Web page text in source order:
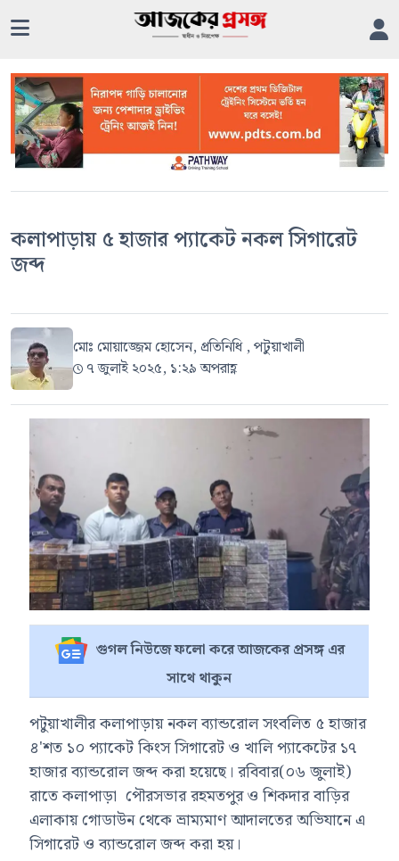
কলাপাড়ায় ৫ হাজার প্যাকেট নকল সিগারেট
জব্দ
মোঃ মোয়াজ্জেম হোসেন, প্রতিনিধি , পটুয়াখালী
৭ জুলাই ২০২৫, ১:২৯ অপরাহ্ণ
গুগল নিউজে ফলো করে আজকের প্রসঙ্গ এর
সাথে থাকুন
পটুয়াখালীর কলাপাড়ায় নকল ব্যান্ডরোল সংবলিত ৫ হাজার
৪'শত ১০ প্যাকেট কিংস সিগারেট ও খালি প্যাকেটের ১৭
হাজার ব্যান্ডরোল জব্দ করা হয়েছে। রবিবার(০৬ জুলাই)
রাতে কলাপাড়া পৌরসভার রহমতপুর ও শিকদার বাড়ির
এলাকায় গোডাউন থেকে ভ্রাম্যমাণ আদালতের অভিযানে এ
সিগারেট ও ব্যান্ডরোল জব্দ করা হয়।